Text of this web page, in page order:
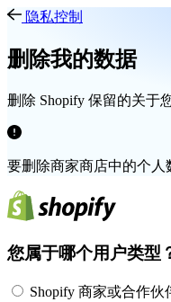
隐私控制
删除我的数据
删除 Shopify 保留的关于
要删除商家商店中的个人
您属于哪个用户类型
Shopify 商家或合作伙